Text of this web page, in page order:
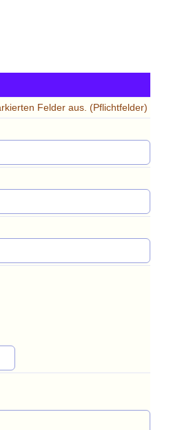
Felder aus. (Pflichtfelder)